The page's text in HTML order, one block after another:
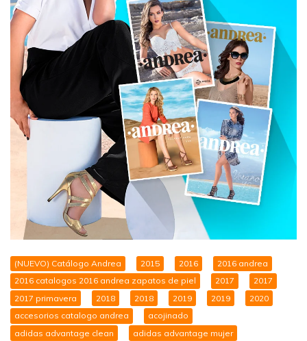
(NUEVO) Catálogo Andrea 2015 2016
2016 andrea
2016 catalogos 2016 andrea zapatos de piel
2017
2017
2017 primavera
2018 2018 2019 2019
2020
accesorios catalogo andrea
acojinado
adidas advantage clean
adidas advantage mujer